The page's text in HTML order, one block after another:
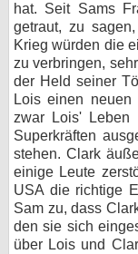
hat. Seit Sams
getraut, zu
Krieg würden die
zu verbringen,
der Held seiner
Lois einen
zwar Lois' Leben
Superkräften
stehen. Clark
einige Leute
USA die richtige
Sam zu, dass
den sie sich
über Lois und